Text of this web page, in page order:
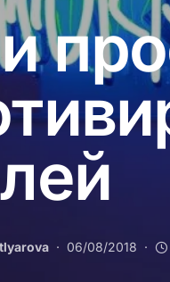
06/08/2018